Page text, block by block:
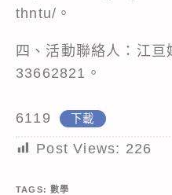
thntu/。
四、活動聯絡人：江
33662821。
6119 下載
Post Views: 226
TAGS:數學